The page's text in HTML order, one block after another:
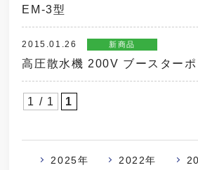
EM-3型
2015.01.26 新商品
高圧散水機 200V ブースター
1 / 1 1
2025年 2022年